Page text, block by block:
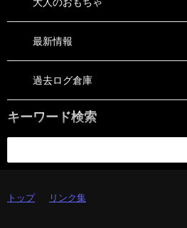
最新情報
過去ログ倉庫
キーワード検索
トップ リンク集